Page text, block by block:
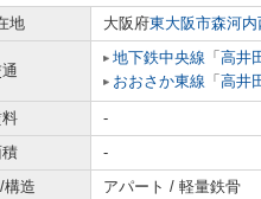
地 大阪府東大阪市森河内
地下鉄中央線 「 高井
おおさか東線 「 高井
-
-
構造
アパート / 軽量鉄骨